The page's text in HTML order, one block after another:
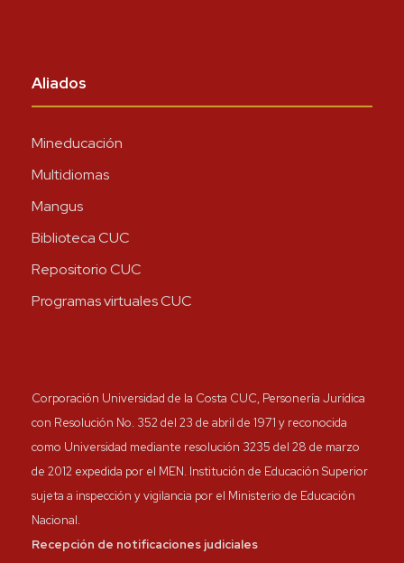
Aliados
Mineducación
Multidiomas
Mangus
Biblioteca CUC
Repositorio CUC
Programas virtuales CUC
Corporación Universidad de la Costa CUC, Personería Jurídica
con Resolución No. 352 del 23 de abril de 1971 y reconocida
como Universidad mediante resolución 3235 del 28 de marzo
de 2012 expedida por el MEN. Institución de Educación Superior
sujeta a inspección y vigilancia por el Ministerio de Educación
Nacional.
Recepción de notificaciones judiciales